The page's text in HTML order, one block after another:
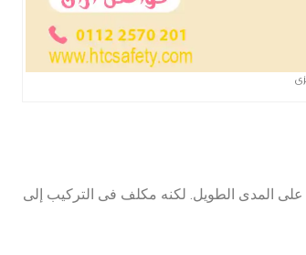
المدى الطويل. لكنه مكلف فى التركيب إلى